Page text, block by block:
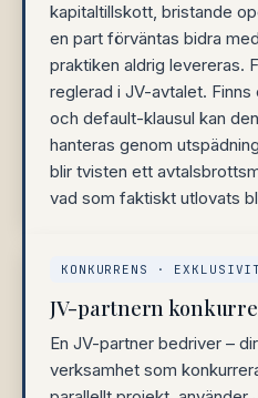
kapitaltillskott, bristande
en part förväntas bidra
praktiken aldrig levereras.
reglerad i JV-avtalet.
och default-klausul kan
hanteras genom
blir tvisten ett
vad som faktiskt utlovats
KONKURRENS ·
JV-partnern
En JV-partner bedriver –
verksamhet som